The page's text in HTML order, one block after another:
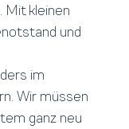
Mit kleinen
und
im
Wir müssen
ganz neu